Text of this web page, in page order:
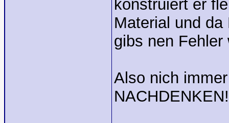
konstruiert er
Material und
gibs nen
Also nich